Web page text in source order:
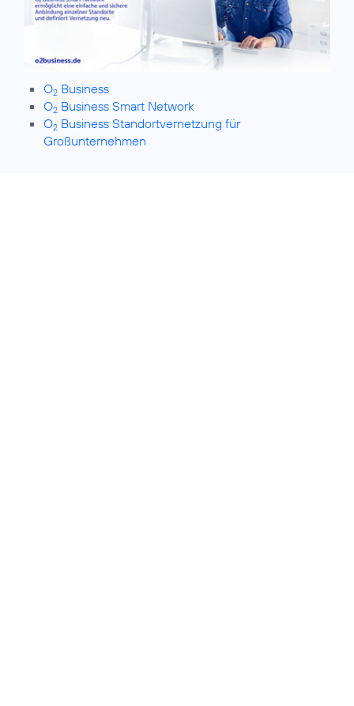
O2 Business
O2 Business Smart Network
O2 Business Standortvernetzung für
Großunternehmen